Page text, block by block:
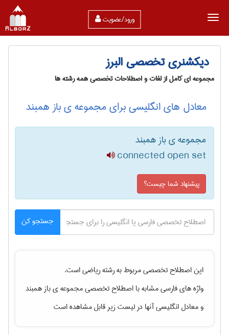
ورود/عضویت
دیکشنری تخصصی البرز
مجموعه ای کامل از لغات و اصطلاحات تخصصی همه رشته ها
معادل های انگلیسی برای مجموعه ی باز همبند
مجموعه ی باز همبند
connected open set
پیشنهاد شما چیست؟
جستجو کن
این اصطلاح تخصصی مربوط به رشتهرياضیاست.
واژه های فارسی مشابه با اصطلاح تخصصیمجموعه ی باز همبند
و معادل انگلیسی آنها در لیست زیر قابل مشاهده است